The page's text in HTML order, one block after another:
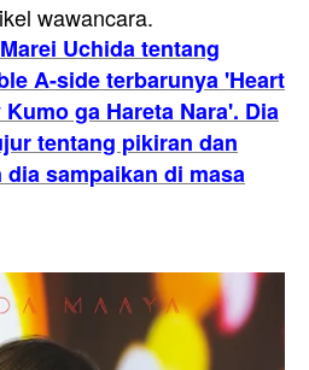
wawancara.
Uchida tentang
A-side terbarunya 'Heart
ga Hareta Nara'. Dia
tentang pikiran dan
sampaikan di masa